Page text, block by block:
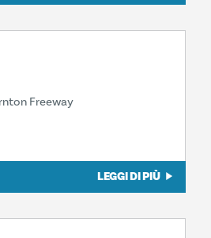
Freeway
LEGGI DI PIÙ